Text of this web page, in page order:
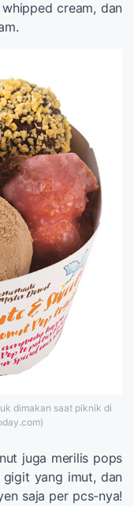
cream, dan
dimakan saat piknik di
juga merilis pops
gigit yang imut, dan
saja per pcs-nya!